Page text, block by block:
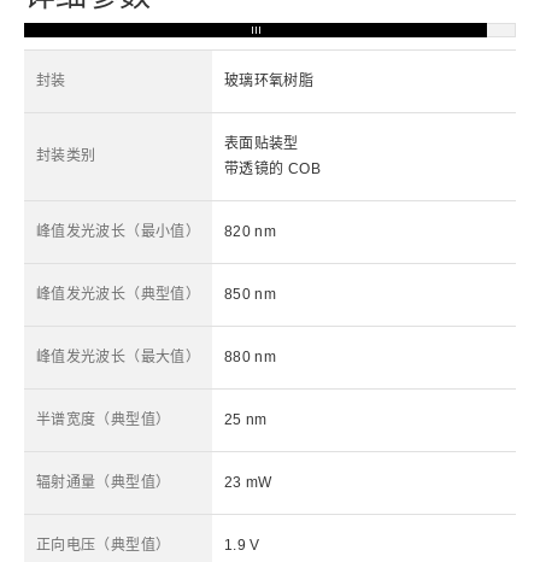
封装 玻璃环氧树脂
封装类别
表面贴装型
带透镜的 COB
峰值发光波长（最小值） 820 nm
峰值发光波长（典型值） 850 nm
峰值发光波长（最大值） 880 nm
半谱宽度（典型值） 25 nm
辐射通量（典型值） 23 mW
正向电压（典型值） 1.9 V